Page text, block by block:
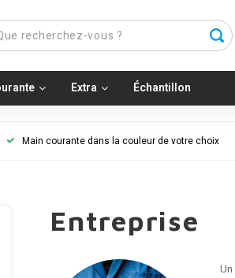
Extra Échantillon
Main courante dans la couleur de votre choix
Entreprise
Un